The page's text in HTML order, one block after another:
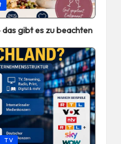
gibt es zu beachten
TV